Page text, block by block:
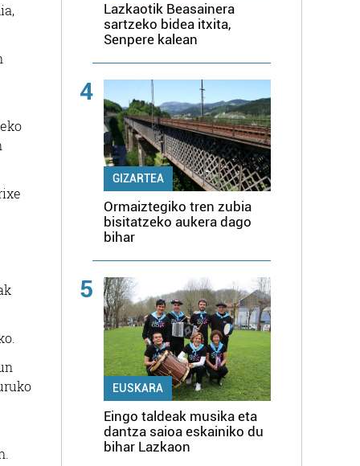
Lazkaotik Beasainera
sartzeko bidea itxita,
Senpere kalean
4
GIZARTEA
Ormaiztegiko tren zubia
bisitatzeko aukera dago
bihar
5
EUSKARA
Eingo taldeak musika eta
dantza saioa eskainiko du
bihar Lazkaon